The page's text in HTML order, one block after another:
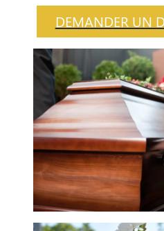
DEMANDER UN